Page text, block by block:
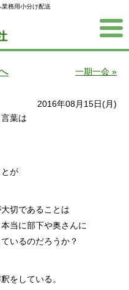
務用小分け配送
一期一会 »
2016年08月15日(月)
葉は
が
切であることは
当に部下や奥さんに
いるのだろうか？
をしている。